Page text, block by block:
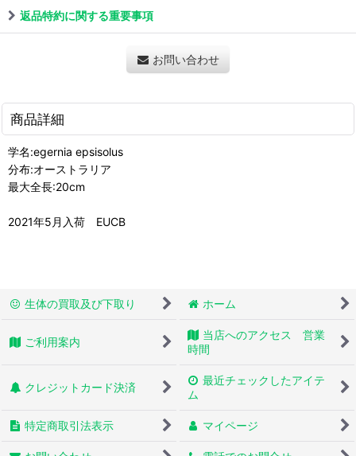
返品特約に関する重要事項
お問い合わせ
商品詳細
学名:egernia epsisolus
分布:オーストラリア
最大全長:20cm
2021年5月入荷 EUCB
生体の買取及び下取り ホーム
ご利用案内
当店へのアクセス 営業
時間
クレジットカード決済
最近チェックしたアイテ
ム
特定商取引法表示 マイページ